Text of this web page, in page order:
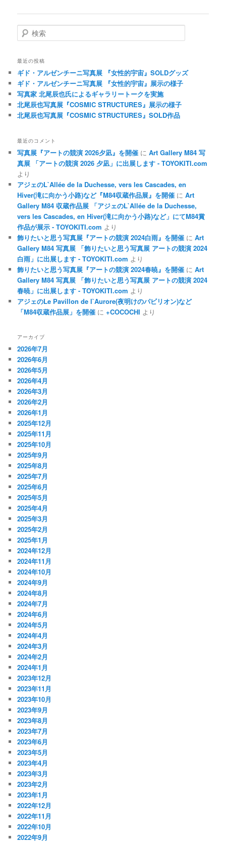
検索
最近の投稿
ギド・アルゼンチーニ写真展 『女性的宇宙』SOLDグッズ
ギド・アルゼンチーニ写真展 『女性的宇宙』展示の様子
写真家 北尾辰也氏によるギャラリートークを実施
北尾辰也写真展『COSMIC STRUCTURES』展示の様子
北尾辰也写真展『COSMIC STRUCTURES』SOLD作品
最近のコメント
写真展『アートの競演 2026夕凪』を開催 にArt Gallery M84 写
真展 「アートの競演 2026 夕凪」に出展します - TOYOKITI.com
より
アジェのL`Allée de la Duchesse, vers les Cascades, en
Hiver(滝に向かう小路)など『M84収蔵作品展』を開催 にArt
Gallery M84 収蔵作品展 「アジェのL`Allée de la Duchesse,
vers les Cascades, en Hiver(滝に向かう小路)など」にてM84賞
作品が展示 - TOYOKITI.com より
飾りたいと思う写真展『アートの競演 2024白雨』を開催 にArt
Gallery M84 写真展 「飾りたいと思う写真展 アートの競演 2024
白雨」に出展します - TOYOKITI.com より
飾りたいと思う写真展『アートの競演 2024春暁』を開催 にArt
Gallery M84 写真展 「飾りたいと思う写真展 アートの競演 2024
春暁」に出展します - TOYOKITI.com より
アジェのLe Pavillon de l`Aurore(夜明けのパビリオン)など
「M84収蔵作品展」を開催 に+COCOCHI より
アーカイブ
2026年7月
2026年6月
2026年5月
2026年4月
2026年3月
2026年2月
2026年1月
2025年12月
2025年11月
2025年10月
2025年9月
2025年8月
2025年7月
2025年6月
2025年5月
2025年4月
2025年3月
2025年2月
2025年1月
2024年12月
2024年11月
2024年10月
2024年9月
2024年8月
2024年7月
2024年6月
2024年5月
2024年4月
2024年3月
2024年2月
2024年1月
2023年12月
2023年11月
2023年10月
2023年9月
2023年8月
2023年7月
2023年6月
2023年5月
2023年4月
2023年3月
2023年2月
2023年1月
2022年12月
2022年11月
2022年10月
2022年9月